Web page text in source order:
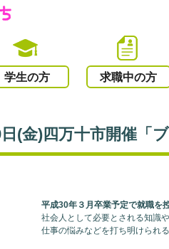
学生の方 求職中の方
(金)四万十市開催「
平成30年３月卒業予定で就職を
社会人として必要とされる知識
仕事の悩みなどを打ち明けられ